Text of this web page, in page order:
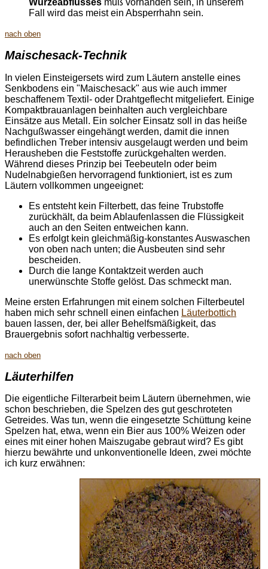
Würzeabflusses muß vorhanden sein, in unserem
Fall wird das meist ein Absperrhahn sein.
nach oben
Maischesack-Technik
In vielen Einsteigersets wird zum Läutern anstelle eines
Senkbodens ein "Maischesack" aus wie auch immer
beschaffenem Textil- oder Drahtgeflecht mitgeliefert. Einige
Kompaktbrauanlagen beinhalten auch vergleichbare
Einsätze aus Metall. Ein solcher Einsatz soll in das heiße
Nachgußwasser eingehängt werden, damit die innen
befindlichen Treber intensiv ausgelaugt werden und beim
Herausheben die Feststoffe zurückgehalten werden.
Während dieses Prinzip bei Teebeuteln oder beim
Nudelnabgießen hervorragend funktioniert, ist es zum
Läutern vollkommen ungeeignet:
Es entsteht kein Filterbett, das feine Trubstoffe
zurückhält, da beim Ablaufenlassen die Flüssigkeit
auch an den Seiten entweichen kann.
Es erfolgt kein gleichmäßig-konstantes Auswaschen
von oben nach unten; die Ausbeuten sind sehr
bescheiden.
Durch die lange Kontaktzeit werden auch
unerwünschte Stoffe gelöst. Das schmeckt man.
Meine ersten Erfahrungen mit einem solchen Filterbeutel
haben mich sehr schnell einen einfachen Läuterbottich
bauen lassen, der, bei aller Behelfsmäßigkeit, das
Brauergebnis sofort nachhaltig verbesserte.
nach oben
Läuterhilfen
Die eigentliche Filterarbeit beim Läutern übernehmen, wie
schon beschrieben, die Spelzen des gut geschroteten
Getreides. Was tun, wenn die eingesetzte Schüttung keine
Spelzen hat, etwa, wenn ein Bier aus 100% Weizen oder
eines mit einer hohen Maiszugabe gebraut wird? Es gibt
hierzu bewährte und unkonventionelle Ideen, zwei möchte
ich kurz erwähnen: